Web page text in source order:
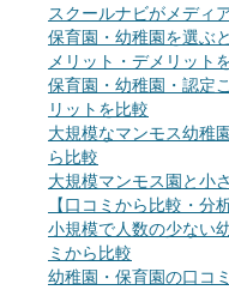
スクールナビがメディ
保育園・幼稚園を選ぶ
メリット・デメリット
保育園・幼稚園・認定
リットを比較
大規模なマンモス幼稚
ら比較
大規模マンモス園と小
【口コミから比較・分析
小規模で人数の少ない
ミから比較
幼稚園・保育園の口コ